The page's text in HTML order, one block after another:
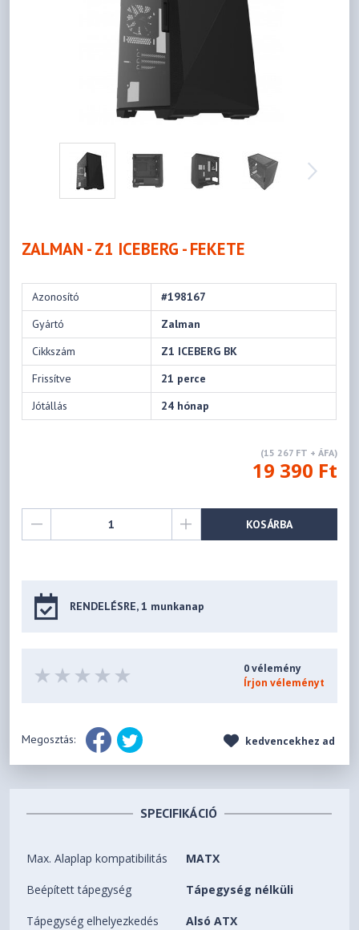
ZALMAN - Z1 ICEBERG - FEKETE
Azonosító
#198167
Gyártó
Zalman
Cikkszám
Z1 ICEBERG BK
Frissítve
21 perce
Jótállás
24 hónap
(15 267 FT + ÁFA)
19 390 Ft
KOSÁRBA
RENDELÉSRE, 1 munkanap
0 vélemény
Írjon véleményt
Megosztás: kedvencekhez ad
SPECIFIKÁCIÓ
Max. Alaplap kompatibilitás MATX
Beépített tápegység Tápegység nélküli
Tápegység elhelyezkedés Alsó ATX